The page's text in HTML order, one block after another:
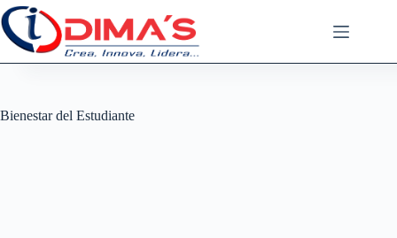
Saltar
al
contenido
Bienestar del Estudiante